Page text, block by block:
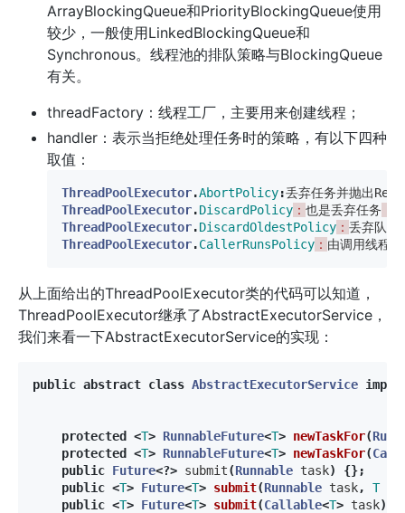
ArrayBlockingQueue和PriorityBlockingQueue使用
较少，一般使用LinkedBlockingQueue和
Synchronous。线程池的排队策略与BlockingQueue
有关。
threadFactory：线程工厂，主要用来创建线程；
handler：表示当拒绝处理任务时的策略，有以下四种
取值：
ThreadPoolExecutor.AbortPolicy:丢弃任务并抛出
ThreadPoolExecutor.DiscardPolicy ： 也是丢弃任务
ThreadPoolExecutor.DiscardOldestPolicy ： 丢弃队列
ThreadPoolExecutor.CallerRunsPolicy ： 由调用线程
从上面给出的ThreadPoolExecutor类的代码可以知道，
ThreadPoolExecutor继承了AbstractExecutorService，
我们来看一下AbstractExecutorService的实现：
public abstract class AbstractExecutorService
protected <T> RunnableFuture<T> newTaskFor(
protected <T> RunnableFuture<T> newTaskFor(
public Future<?> submit(Runnable task)
{};
public <T> Future<T> submit(Runnable task, T
public <T> Future<T> submit(Callable<T> task)